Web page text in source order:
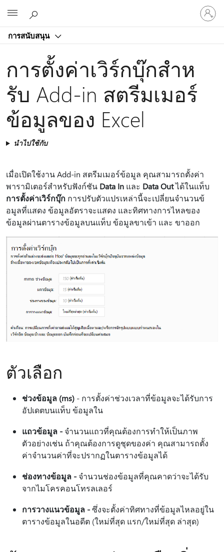
การสนับสนุน
ลงชื่อ
เข้า
บัญชี
การตั้งค่าเวิร์กบุ๊กสําห
รับ Add-in สตรีมเมอร์
ข้อมูลของ Excel
นำไปใช้กับ
เมื่อเปิดใช้งาน Add-in สตรีมเมอร์ข้อมูล คุณสามารถตั้งค่า
พารามิเตอร์สําหรับฟังก์ชัน Data In และ Data Outได้ในแท็บ
การตั้งค่าเวิร์กบุ๊ก การปรับตัวแปรเหล่านี้จะเปลี่ยนจํานวนข้
อมูลที่แสดง ข้อมูลอัตราจะแสดง และทิศทางการไหลของ
ข้อมูลผ่านตารางข้อมูลบนแท็บ ข้อมูลขาเข้า และ ขาออก
ตัวเลือก
ช่วงข้อมูล (ms) - การตั้งค่าช่วงเวลาที่ข้อมูลจะได้รับการ
อัปเดตบนแท็บ ข้อมูลใน
แถวข้อมูล - จํานวนแถวที่คุณต้องการทําให้เป็นภาพ
ตัวอย่างเช่น ถ้าคุณต้องการดูชุดของค่า คุณสามารถตั้ง
ค่าจํานวนค่าที่จะปรากฏในตารางข้อมูลได้
ช่องทางข้อมูล - จํานวนช่องข้อมูลที่คุณคาดว่าจะได้รับ
จากไมโครคอนโทรลเลอร์
การวางแนวข้อมูล -ซึ่งจะตั้งค่าทิศทางที่ข้อมูลไหลอยู่ใน
ตารางข้อมูลในอดีต (ใหม่ที่สุด แรก/ใหม่ที่สุด ล่าสุด)